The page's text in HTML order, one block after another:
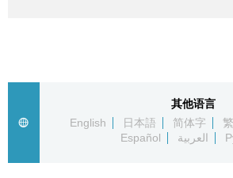
话题
日本信息库
其他语言
English
日本語 简体字
Español
العربية